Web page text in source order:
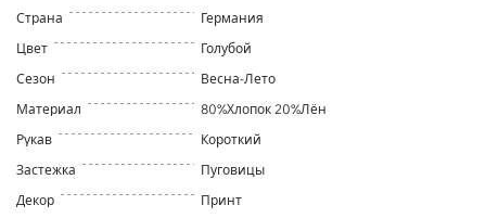
Страна
Германия
Цвет
Голубой
Сезон
Весна-Лето
Материал
80%Хлопок 20%Лён
Рукав
Короткий
Застежка
Пуговицы
Декор
Принт